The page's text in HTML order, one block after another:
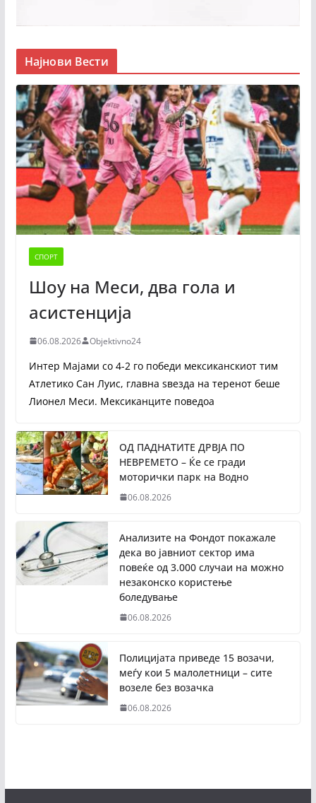
Најнови Вести
СПОРТ
Шоу на Меси, два гола и
асистенција
06.08.2026 Objektivno24
Интер Мајами со 4-2 го победи мексиканскиот тим
Атлетико Сан Луис, главна ѕвезда на теренот беше
Лионел Меси. Мексиканците поведоа
ОД ПАДНАТИТЕ ДРВЈА ПО
НЕВРЕМЕТО – Ќе се гради
моторички парк на Водно
06.08.2026
Анализите на Фондот покажале
дека во јавниот сектор има
повеќе од 3.000 случаи на можно
незаконско користење
боледување
06.08.2026
Полицијата приведе 15 возачи,
меѓу кои 5 малолетници – сите
возеле без возачка
06.08.2026